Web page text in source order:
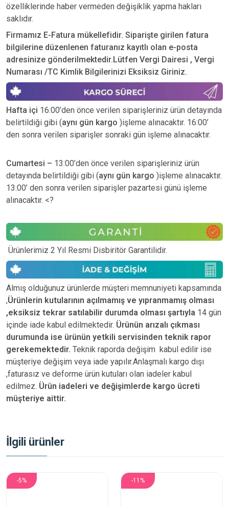
özelliklerinde haber vermeden değişiklik yapma hakları
saklıdır.
Firmamız E-Fatura mükellefidir. Siparişte girilen fatura
bilgilerine düzenlenen faturanız kayıtlı olan e-posta
adresinize gönderilmektedir.Lütfen Vergi Dairesi , Vergi
Numarası /TC Kimlik Bilgilerinizi Eksiksiz Giriniz.
Hafta içi 16:00’den önce verilen siparişleriniz ürün detayında
belirtildiği gibi (aynı gün kargo )işleme alınacaktır. 16:00’
den sonra verilen siparişler sonraki gün işleme alınacaktır.
Cumartesi – 13:00’den önce verilen siparişleriniz ürün
detayında belirtildiği gibi (aynı gün kargo )işleme alınacaktır.
13:00’ den sonra verilen siparişler pazartesi günü işleme
alınacaktır. <?
Ürünlerimiz 2 Yıl Resmi Disbiritör Garantilidir.
Almış olduğunuz ürünlerde müşteri memnuniyeti kapsamında
,Ürünlerin kutularının açılmamış ve yıpranmamış olması
,eksiksiz tekrar satılabilir durumda olması şartıyla 14 gün
içinde iade kabul edilmektedir. Ürünün arızalı çıkması
durumunda ise ürünün yetkili servisinden teknik rapor
gerekemektedir. Teknik raporda değişim kabul edilir ise
müşteriye değişim veya iade yapılır.Anlaşmalı kargo dışı
,faturasız ve deforme ürün kutuları olan iadeler kabul
edilmez. Ürün iadeleri ve değişimlerde kargo ücreti
müşteriye aittir.
İlgili ürünler
-5% -11%